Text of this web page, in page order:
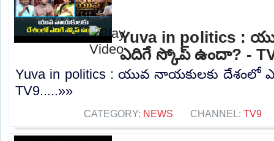
Yuva in politics :
ఎదిగే స్కోప్ ఉందా? -
Yuva in politics : యువ నాయకులకు దేశంలో
TV9.....»»
CATEGORY: NEWS CHANNEL: TV9